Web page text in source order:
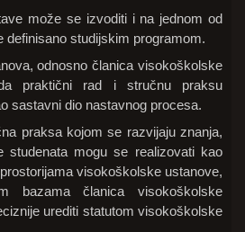
može se izvoditi i na jednom od
definisano studijskim programom.
odnosno članica visokoškolske
praktični rad i stručnu praksu
sastavni dio nastavnog procesa.
praksa kojom se razvijaju znanja,
studenata mogu se realizovati kao
visokoškolske ustanove,
bazama članica visokoškolske
urediti statutom visokoškolske